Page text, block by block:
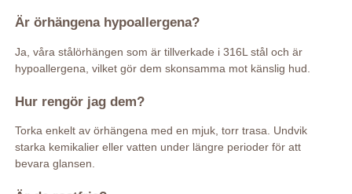
Är örhängena hypoallergena?
Ja, våra stålörhängen som är tillverkade i 316L stål och är
hypoallergena, vilket gör dem skonsamma mot känslig hud.
Hur rengör jag dem?
Torka enkelt av örhängena med en mjuk, torr trasa. Undvik
starka kemikalier eller vatten under längre perioder för att
bevara glansen.